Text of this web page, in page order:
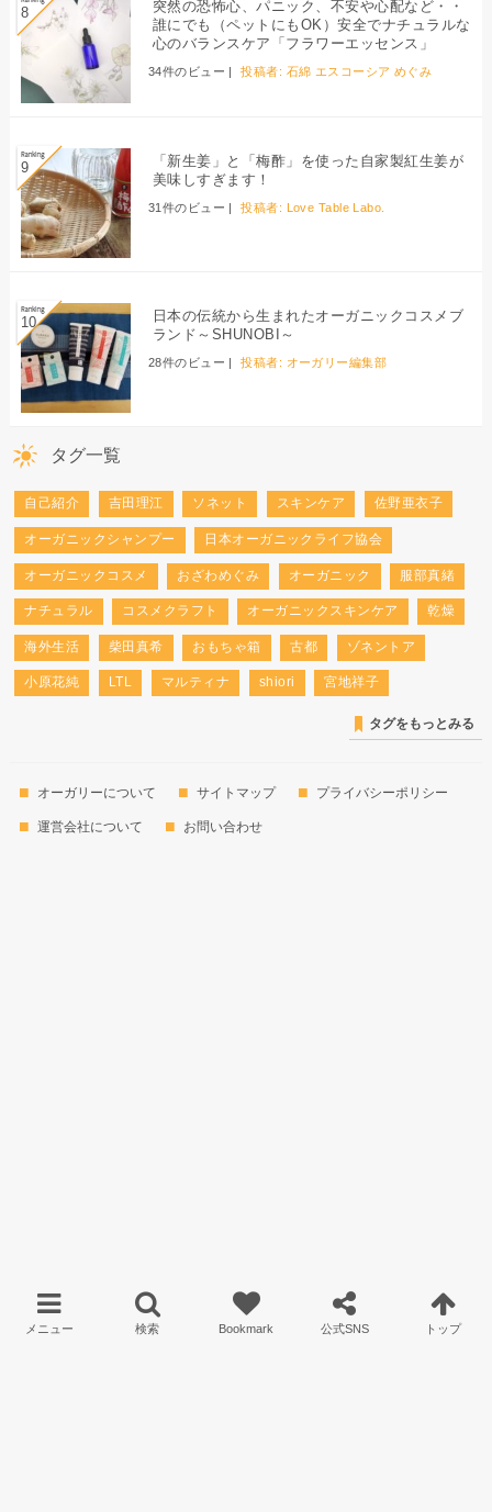
突然の恐怖心、パニック、不安や心配など・・
誰にでも（ペットにもOK）安全でナチュラルな
心のバランスケア「フラワーエッセンス」
34件のビュー | 投稿者: 石綿 エスコーシア めぐみ
「新生姜」と「梅酢」を使った自家製紅生姜が
美味しすぎます！
31件のビュー | 投稿者: Love Table Labo.
日本の伝統から生まれたオーガニックコスメブ
ランド～SHUNOBI～
28件のビュー | 投稿者: オーガリー編集部
タグ一覧
自己紹介 吉田理江 ソネット スキンケア 佐野亜衣子
オーガニックシャンプー 日本オーガニックライフ協会
オーガニックコスメ おざわめぐみ オーガニック 服部真緒
ナチュラル コスメクラフト オーガニックスキンケア 乾燥
海外生活 柴田真希 おもちゃ箱 古都 ゾネントア
小原花純 LTL マルティナ shiori 宮地祥子
タグをもっとみる
オーガリーについて サイトマップ プライバシーポリシー
運営会社について お問い合わせ